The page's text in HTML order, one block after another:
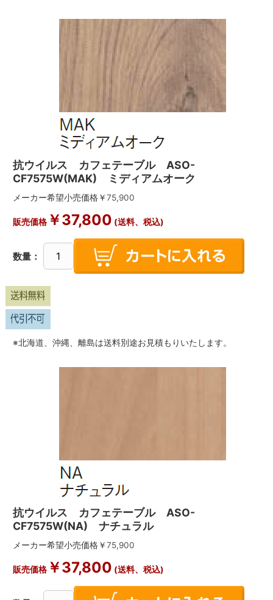
抗ウイルス カフェテーブル ASO-
CF7575W(MAK) ミディアムオーク
メーカー希望小売価格￥75,900
販売価格￥37,800 (送料、税込)
数量：
※北海道、沖縄、離島は送料別途お見積もりいたします。
抗ウイルス カフェテーブル ASO-
CF7575W(NA) ナチュラル
メーカー希望小売価格￥75,900
販売価格￥37,800 (送料、税込)